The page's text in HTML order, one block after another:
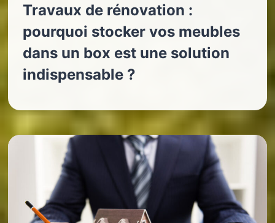
Travaux de rénovation :
pourquoi stocker vos meubles
dans un box est une solution
indispensable ?